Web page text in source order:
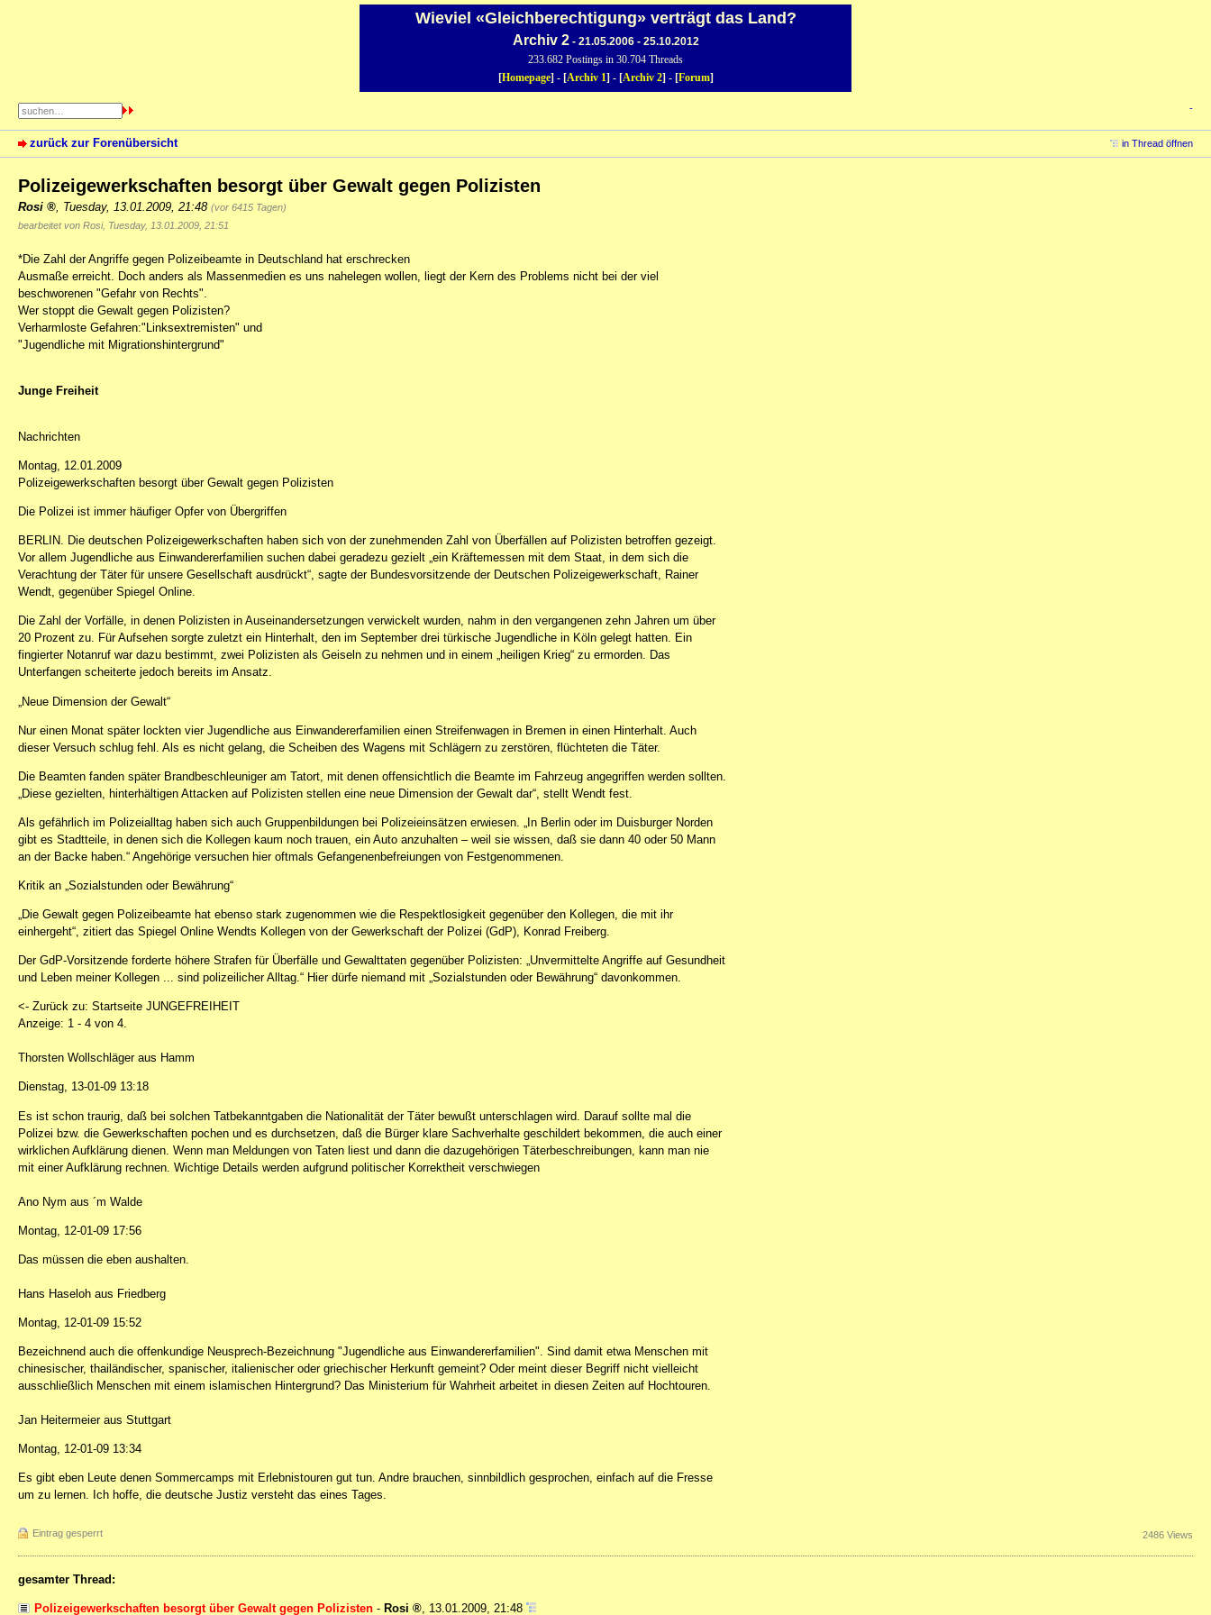
Wieviel «Gleichberechtigung» verträgt das Land?
Archiv 2- 21.05.2006 - 25.10.2012
233.682 Postings in 30.704 Threads
[Homepage] - [Archiv 1] - [Archiv 2] - [Forum]
-
zurück zur Forenübersicht in Thread öffnen
Polizeigewerkschaften besorgt über Gewalt gegen Polizisten
Rosi Tuesday, 13.01.2009, 21:48 (vor 6415 Tagen)
bearbeitet von Rosi, Tuesday, 13.01.2009, 21:51
*Die Zahl der Angriffe gegen Polizeibeamte in Deutschland hat erschrecken
Ausmaße erreicht. Doch anders als Massenmedien es uns nahelegen wollen, liegt der Kern des Problems nicht bei der viel
beschworenen "Gefahr von Rechts".
Wer stoppt die Gewalt gegen Polizisten?
Verharmloste Gefahren:"Linksextremisten" und
"Jugendliche mit Migrationshintergrund"
Junge Freiheit
Nachrichten
Montag, 12.01.2009
Polizeigewerkschaften besorgt über Gewalt gegen Polizisten
Die Polizei ist immer häufiger Opfer von Übergriffen
BERLIN. Die deutschen Polizeigewerkschaften haben sich von der zunehmenden Zahl von Überfällen auf Polizisten betroffen gezeigt.
Vor allem Jugendliche aus Einwandererfamilien suchen dabei geradezu gezielt „ein Kräftemessen mit dem Staat, in dem sich die
Verachtung der Täter für unsere Gesellschaft ausdrückt“, sagte der Bundesvorsitzende der Deutschen Polizeigewerkschaft, Rainer
Wendt, gegenüber Spiegel Online.
Die Zahl der Vorfälle, in denen Polizisten in Auseinandersetzungen verwickelt wurden, nahm in den vergangenen zehn Jahren um über
20 Prozent zu. Für Aufsehen sorgte zuletzt ein Hinterhalt, den im September drei türkische Jugendliche in Köln gelegt hatten. Ein
fingierter Notanruf war dazu bestimmt, zwei Polizisten als Geiseln zu nehmen und in einem „heiligen Krieg“ zu ermorden. Das
Unterfangen scheiterte jedoch bereits im Ansatz.
„Neue Dimension der Gewalt“
Nur einen Monat später lockten vier Jugendliche aus Einwandererfamilien einen Streifenwagen in Bremen in einen Hinterhalt. Auch
dieser Versuch schlug fehl. Als es nicht gelang, die Scheiben des Wagens mit Schlägern zu zerstören, flüchteten die Täter.
Die Beamten fanden später Brandbeschleuniger am Tatort, mit denen offensichtlich die Beamte im Fahrzeug angegriffen werden sollten.
„Diese gezielten, hinterhältigen Attacken auf Polizisten stellen eine neue Dimension der Gewalt dar“, stellt Wendt fest.
Als gefährlich im Polizeialltag haben sich auch Gruppenbildungen bei Polizeieinsätzen erwiesen. „In Berlin oder im Duisburger Norden
gibt es Stadtteile, in denen sich die Kollegen kaum noch trauen, ein Auto anzuhalten – weil sie wissen, daß sie dann 40 oder 50 Mann
an der Backe haben.“ Angehörige versuchen hier oftmals Gefangenenbefreiungen von Festgenommenen.
Kritik an „Sozialstunden oder Bewährung“
„Die Gewalt gegen Polizeibeamte hat ebenso stark zugenommen wie die Respektlosigkeit gegenüber den Kollegen, die mit ihr
einhergeht“, zitiert das Spiegel Online Wendts Kollegen von der Gewerkschaft der Polizei (GdP), Konrad Freiberg.
Der GdP-Vorsitzende forderte höhere Strafen für Überfälle und Gewalttaten gegenüber Polizisten: „Unvermittelte Angriffe auf Gesundheit
und Leben meiner Kollegen ... sind polizeilicher Alltag.“ Hier dürfe niemand mit „Sozialstunden oder Bewährung“ davonkommen.
<- Zurück zu: Startseite JUNGEFREIHEIT
Anzeige: 1 - 4 von 4.
Thorsten Wollschläger aus Hamm
Dienstag, 13-01-09 13:18
Es ist schon traurig, daß bei solchen Tatbekanntgaben die Nationalität der Täter bewußt unterschlagen wird. Darauf sollte mal die
Polizei bzw. die Gewerkschaften pochen und es durchsetzen, daß die Bürger klare Sachverhalte geschildert bekommen, die auch einer
wirklichen Aufklärung dienen. Wenn man Meldungen von Taten liest und dann die dazugehörigen Täterbeschreibungen, kann man nie
mit einer Aufklärung rechnen. Wichtige Details werden aufgrund politischer Korrektheit verschwiegen
Ano Nym aus ´m Walde
Montag, 12-01-09 17:56
Das müssen die eben aushalten.
Hans Haseloh aus Friedberg
Montag, 12-01-09 15:52
Bezeichnend auch die offenkundige Neusprech-Bezeichnung "Jugendliche aus Einwandererfamilien". Sind damit etwa Menschen mit
chinesischer, thailändischer, spanischer, italienischer oder griechischer Herkunft gemeint? Oder meint dieser Begriff nicht vielleicht
ausschließlich Menschen mit einem islamischen Hintergrund? Das Ministerium für Wahrheit arbeitet in diesen Zeiten auf Hochtouren.
Jan Heitermeier aus Stuttgart
Montag, 12-01-09 13:34
Es gibt eben Leute denen Sommercamps mit Erlebnistouren gut tun. Andre brauchen, sinnbildlich gesprochen, einfach auf die Fresse
um zu lernen. Ich hoffe, die deutsche Justiz versteht das eines Tages.
Eintrag gesperrt 2486 Views
gesamter Thread:
Polizeigewerkschaften besorgt über Gewalt gegen Polizisten - Rosi , 13.01.2009, 21:48